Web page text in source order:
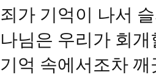
죄가 기억이 나서
나님은 우리가 회
기억 속에서조차